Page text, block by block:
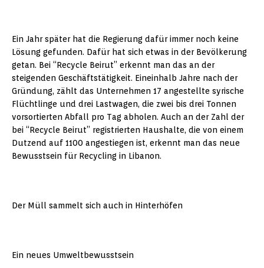
Ein Jahr später hat die Regierung dafür immer noch keine
Lösung gefunden. Dafür hat sich etwas in der Bevölkerung
getan. Bei “Recycle Beirut” erkennt man das an der
steigenden Geschäftstätigkeit. Eineinhalb Jahre nach der
Gründung, zählt das Unternehmen 17 angestellte syrische
Flüchtlinge und drei Lastwagen, die zwei bis drei Tonnen
vorsortierten Abfall pro Tag abholen. Auch an der Zahl der
bei “Recycle Beirut” registrierten Haushalte, die von einem
Dutzend auf 1100 angestiegen ist, erkennt man das neue
Bewusstsein für Recycling in Libanon.
Der Müll sammelt sich auch in Hinterhöfen
Ein neues Umweltbewusstsein